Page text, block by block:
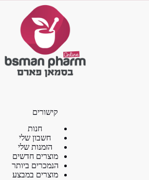
קישורים
חנות
חשבון שלי
הזמנות שלי
מוצרים חדשים
הנמכרים ביותר
מוצרים במבצע